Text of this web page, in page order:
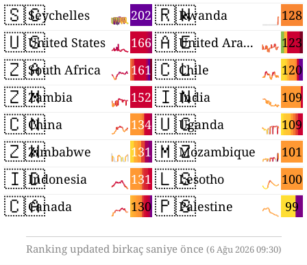
🇸🇨 202
Seychelles
🇺🇸 166
United States
🇿🇦 161
South Africa
🇿🇲 152
Zambia
🇨🇳 134
China
🇿🇼 131
Zimbabwe
🇮🇩 131
Indonesia
🇨🇦 130
Canada
🇷🇼 128
Rwanda
🇦🇪 123
United Arab Emirates
🇨🇱 120
Chile
🇮🇳 109
India
🇺🇬 109
Uganda
🇲🇿 101
Mozambique
🇱🇸 100
Lesotho
🇵🇸 99
Palestine
Ranking updated birkaç saniye önce (6 Ağu 2026 09:30)